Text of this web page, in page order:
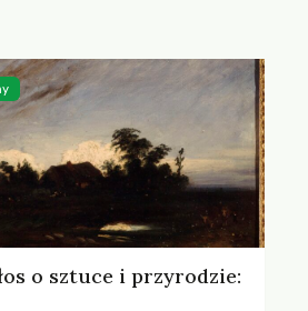
o sztuce i przyrodzie: